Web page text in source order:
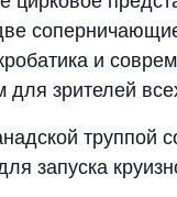
и
зрителей
труппой
запуска